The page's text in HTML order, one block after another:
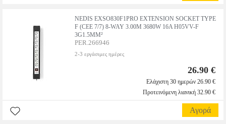
NEDIS EXSO830F1PRO EXTENSION SOCKET TYPE
F (CEE 7/7) 8-WAY 3.00M 3680W 16A H05VV-F
3G1.5MM²
PER.266946
2-3 εργάσιμες ημέρες
26.90 €
Ελάχιστη 30 ημερών 26.90 €
Προτεινόμενη λιανική 32.90 €
Αγορά